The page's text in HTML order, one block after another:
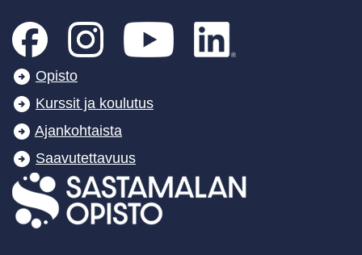
Opisto
Kurssit ja koulutus
Ajankohtaista
Saavutettavuus